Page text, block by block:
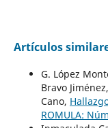
Artículos
G. López
Bravo
Cano,
ROMULA: